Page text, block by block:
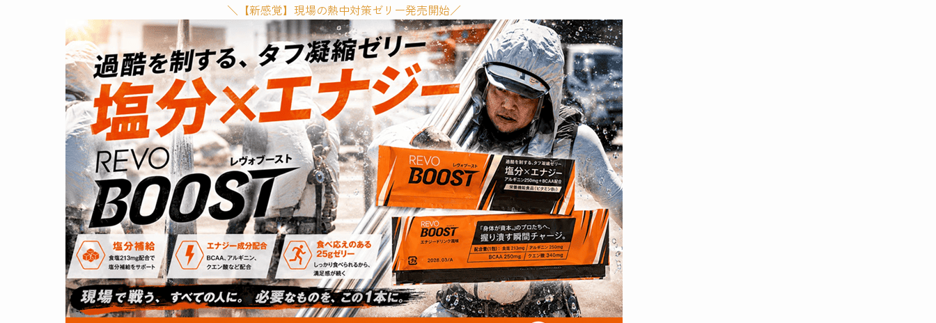
＼【新感覚】現場の熱中対策ゼリー発売開始／